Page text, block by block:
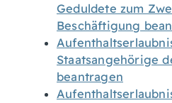
Geduldete zum
Beschäftigung
Staatsangehörige
beantragen